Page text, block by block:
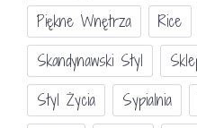
Piękne Wnętrza
Rice
Skandynawski Styl
Styl Życia
Sypialnia